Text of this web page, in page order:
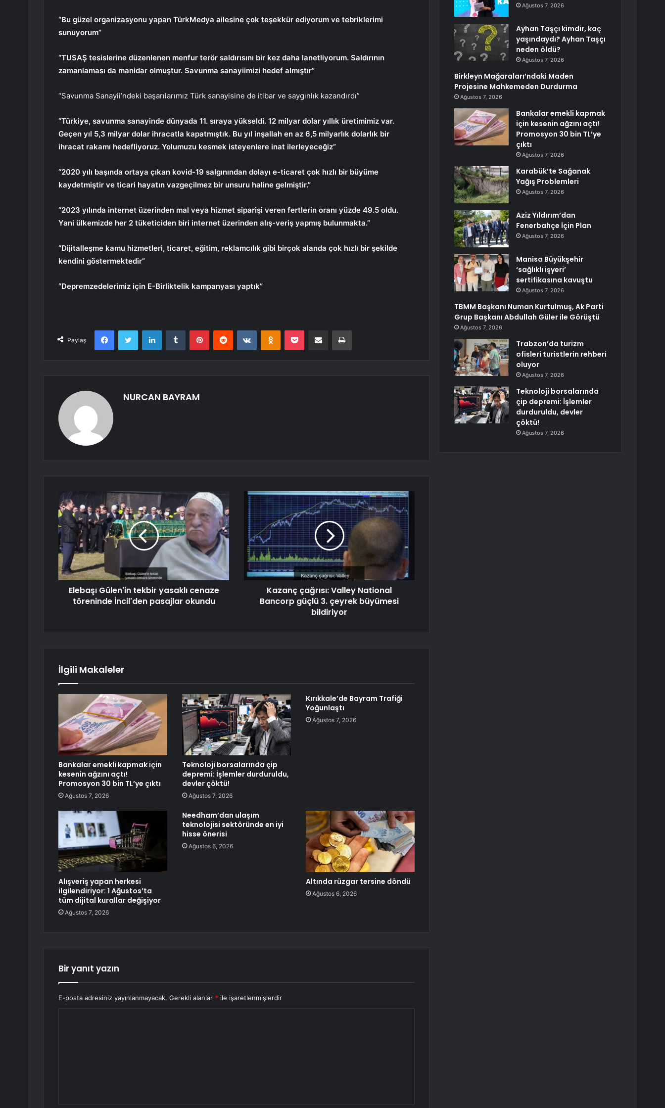
“Bu güzel organizasyonu yapan TürkMedya ailesine çok teşekkür ediyorum ve tebriklerimi
sunuyorum”
“TUSAŞ tesislerine düzenlenen menfur terör saldırısını bir kez daha lanetliyorum. Saldırının
zamanlaması da manidar olmuştur. Savunma sanayiimizi hedef almıştır”
“Savunma Sanayii’ndeki başarılarımız Türk sanayisine de itibar ve saygınlık kazandırdı”
“Türkiye, savunma sanayinde dünyada 11. sıraya yükseldi. 12 milyar dolar yıllık üretimimiz var.
Geçen yıl 5,3 milyar dolar ihracatla kapatmıştık. Bu yıl inşallah en az 6,5 milyarlık dolarlık bir
ihracat rakamı hedefliyoruz. Yolumuzu kesmek isteyenlere inat ilerleyeceğiz”
“2020 yılı başında ortaya çıkan kovid-19 salgınından dolayı e-ticaret çok hızlı bir büyüme
kaydetmiştir ve ticari hayatın vazgeçilmez bir unsuru haline gelmiştir.”
“2023 yılında internet üzerinden mal veya hizmet siparişi veren fertlerin oranı yüzde 49.5 oldu.
Yani ülkemizde her 2 tüketiciden biri internet üzerinden alış-veriş yapmış bulunmakta.”
“Dijitalleşme kamu hizmetleri, ticaret, eğitim, reklamcılık gibi birçok alanda çok hızlı bir şekilde
kendini göstermektedir”
“Depremzedelerimiz için E-Birliktelik kampanyası yaptık”
Paylaş
FacebookTwitter LinkedInTumblr PinterestReddit VKontakteOdnoklassniki
Pocket E-Posta ile paylaş Yazdır
NURCAN BAYRAM
Elebaşı Gülen'in tekbir yasaklı cenaze
töreninde İncil'den pasajlar okundu
Kazanç çağrısı: Valley National
Bancorp güçlü 3. çeyrek büyümesi
bildiriyor
İlgili Makaleler
Bankalar emekli kapmak için
kesenin ağzını açtı!
Promosyon 30 bin TL’ye çıktı
Ağustos 7, 2026
Teknoloji borsalarında çip
depremi: İşlemler durduruldu,
devler çöktü!
Ağustos 7, 2026
Kırıkkale’de Bayram Trafiği
Yoğunlaştı
Ağustos 7, 2026
Alışveriş yapan herkesi
ilgilendiriyor: 1 Ağustos’ta
tüm dijital kurallar değişiyor
Ağustos 7, 2026
Needham’dan ulaşım
teknolojisi sektöründe en iyi
hisse önerisi
Ağustos 6, 2026
Altında rüzgar tersine döndü
Ağustos 6, 2026
Bir yanıt yazın
E-posta adresiniz yayınlanmayacak. Gerekli alanlar * ile işaretlenmişlerdir
Ağustos 7, 2026
Ayhan Taşçı kimdir, kaç
yaşındaydı? Ayhan Taşçı
neden öldü?
Ağustos 7, 2026
Birkleyn Mağaraları’ndaki Maden
Projesine Mahkemeden Durdurma
Ağustos 7, 2026
Bankalar emekli kapmak
için kesenin ağzını açtı!
Promosyon 30 bin TL’ye
çıktı
Ağustos 7, 2026
Karabük’te Sağanak
Yağış Problemleri
Ağustos 7, 2026
Aziz Yıldırım’dan
Fenerbahçe İçin Plan
Ağustos 7, 2026
Manisa Büyükşehir
‘sağlıklı işyeri’
sertifikasına kavuştu
Ağustos 7, 2026
TBMM Başkanı Numan Kurtulmuş, Ak Parti
Grup Başkanı Abdullah Güler ile Görüştü
Ağustos 7, 2026
Trabzon’da turizm
ofisleri turistlerin rehberi
oluyor
Ağustos 7, 2026
Teknoloji borsalarında
çip depremi: İşlemler
durduruldu, devler
çöktü!
Ağustos 7, 2026